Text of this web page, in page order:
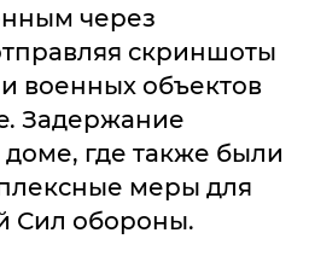
через
скриншоты
военных объектов
Задержание
где также были
меры для
Сил обороны.